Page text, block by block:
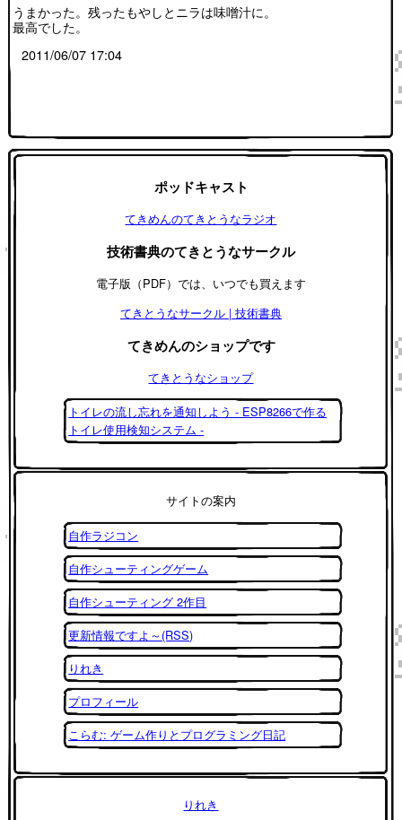
うまかった。残ったもやしとニラは味噌汁に。
最高でした。
2011/06/07 17:04
ポッドキャスト
てきめんのてきとうなラジオ
技術書典のてきとうなサークル
電子版（PDF）では、いつでも買えます
てきとうなサークル | 技術書典
てきめんのショップです
てきとうなショップ
トイレの流し忘れを通知しよう - ESP8266で作る
トイレ使用検知システム -
サイトの案内
自作ラジコン
自作シューティングゲーム
自作シューティング 2作目
更新情報ですよ～(RSS)
りれき
プロフィール
こらむ: ゲーム作りとプログラミング日記
りれき